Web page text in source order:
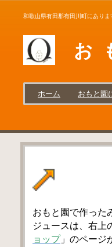
和歌山県有田郡有田川町にありま
お
ホーム おもと園
おもと園で作った
ジュースは、右上
ョップ」のページ